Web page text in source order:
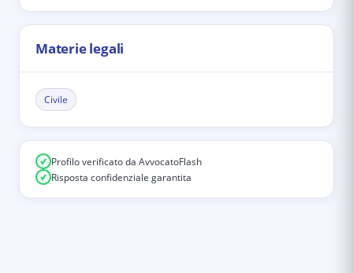
Materie legali
Civile
Profilo verificato da AvvocatoFlash
Risposta confidenziale garantita